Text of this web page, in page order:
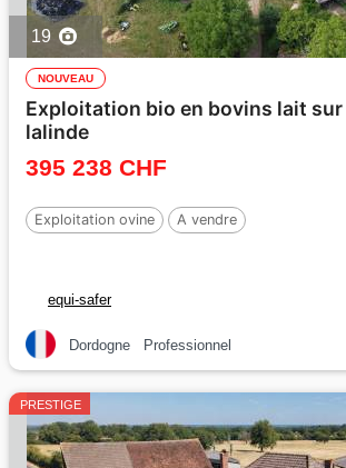
19
NOUVEAU
Exploitation bio en bovins lait
lalinde
395 238 CHF
Exploitation ovine A vendre
equi-safer
Dordogne Professionnel
PRESTIGE